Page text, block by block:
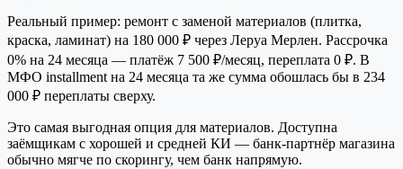
Реальный пример: ремонт с заменой материалов (плитка,
краска, ламинат) на 180 000 ₽ через Леруа Мерлен. Рассрочка
0% на 24 месяца — платёж 7 500 ₽/месяц, переплата 0 ₽. В
МФО installment на 24 месяца та же сумма обошлась бы в 234
000 ₽ переплаты сверху.
Это самая выгодная опция для материалов. Доступна
заёмщикам с хорошей и средней КИ — банк-партнёр магазина
обычно мягче по скорингу, чем банк напрямую.